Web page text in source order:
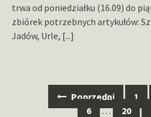
trwa od poniedziałku (16.09) do
zbiórek potrzebnych artykułów:
Jadów, Urle, [...]
Nawigacja Poprzedni 1
6
… 20